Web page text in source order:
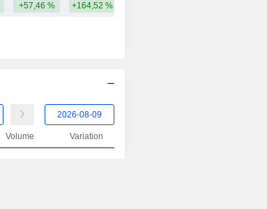
+57,46 % +164,52 %
Volume Variation